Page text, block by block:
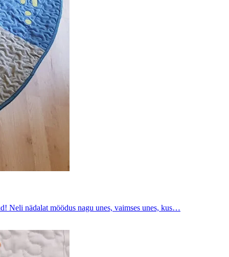
Neli nädalat möödus nagu unes, vaimses unes, kus…